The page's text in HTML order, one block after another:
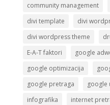
community management
divi template
divi
divi wordpress theme
E-A-T faktori
google
google optimizacija
google pretraga
google
infografika
internet